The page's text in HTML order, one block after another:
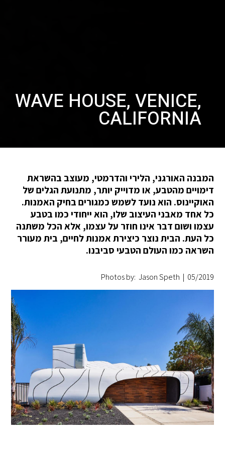
WAVE HOUSE, VENICE,
CALIFORNIA
המבנה האורגני, הלירי והדרמטי, מעוצב בהשראת
דימויים מהטבע, או מדוייק יותר, מתנועת הגלים של
האוקיינוס. הוא נועד לשמש כמגורים בחיק האמנות.
כל אחד מאבני העיצוב שלו, הוא ייחודי כמו בטבע
עצמו ושום דבר אינו חוזר על עצמו, אלא הכל משתנה
כל העת. הבית נוצר כיצירת אמנות לחיים, בית מעורר
השראה כמו העולם הטבעי סביבנו.
05/2019
|
Photos by: Jason Speth